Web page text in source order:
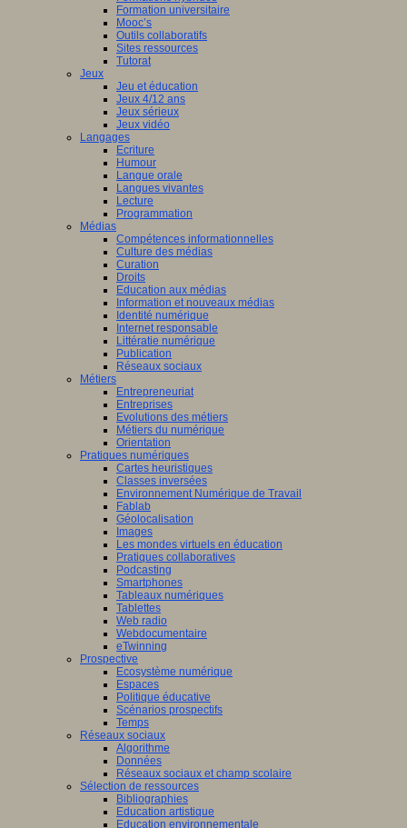
Formation universitaire
Mooc’s
Outils collaboratifs
Sites ressources
Tutorat
Jeux
Jeu et éducation
Jeux 4/12 ans
Jeux sérieux
Jeux vidéo
Langages
Ecriture
Humour
Langue orale
Langues vivantes
Lecture
Programmation
Médias
Compétences informationnelles
Culture des médias
Curation
Droits
Education aux médias
Information et nouveaux médias
Identité numérique
Internet responsable
Littératie numérique
Publication
Réseaux sociaux
Métiers
Entrepreneuriat
Entreprises
Evolutions des métiers
Métiers du numérique
Orientation
Pratiques numériques
Cartes heuristiques
Classes inversées
Environnement Numérique de Travail
Fablab
Géolocalisation
Images
Les mondes virtuels en éducation
Pratiques collaboratives
Podcasting
Smartphones
Tableaux numériques
Tablettes
Web radio
Webdocumentaire
eTwinning
Prospective
Ecosystème numérique
Espaces
Politique éducative
Scénarios prospectifs
Temps
Réseaux sociaux
Algorithme
Données
Réseaux sociaux et champ scolaire
Sélection de ressources
Bibliographies
Education artistique
Education environnementale